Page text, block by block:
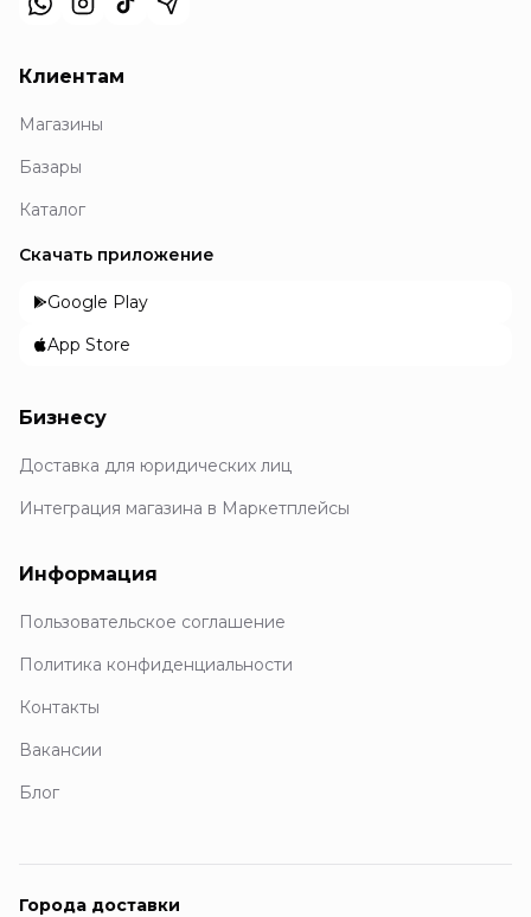
Клиентам
Магазины
Базары
Каталог
Скачать приложение
Google Play
App Store
Бизнесу
Доставка для юридических лиц
Интеграция магазина в Маркетплейсы
Информация
Пользовательское соглашение
Политика конфиденциальности
Контакты
Вакансии
Блог
Города доставки